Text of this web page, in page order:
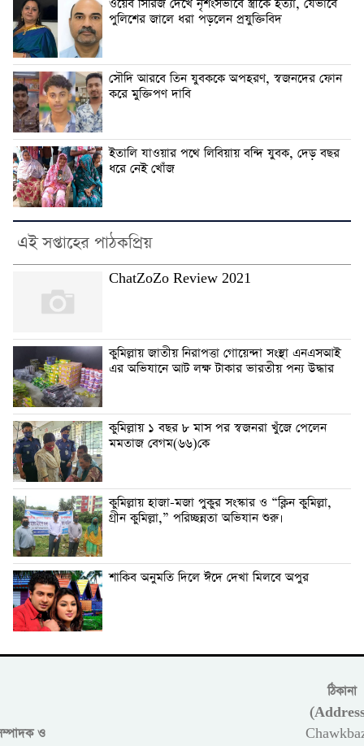
ওয়েব সিরিজ দেখে নৃশংসভাবে স্ত্রীকে হত্যা, যেভাবে
পুলিশের জালে ধরা পড়লেন প্রযুক্তিবিদ
সৌদি আরবে তিন যুবককে অপহরণ, স্বজনদের ফোন
করে মুক্তিপণ দাবি
ইতালি যাওয়ার পথে লিবিয়ায় বন্দি যুবক, দেড় বছর
ধরে নেই খোঁজ
এই সপ্তাহের পাঠকপ্রিয়
ChatZoZo Review 2021
কুমিল্লায় জাতীয় নিরাপত্তা গোয়েন্দা সংস্থা এনএসআই
এর অভিযানে আট লক্ষ টাকার ভারতীয় পন্য উদ্ধার
কুমিল্লায় ১ বছর ৮ মাস পর স্বজনরা খুঁজে পেলেন
মমতাজ বেগম(৬৬)কে
কুমিল্লায় হাজা-মজা পুকুর সংস্কার ও “ক্লিন কুমিল্লা,
গ্রীন কুমিল্লা,” পরিচ্ছন্নতা অভিযান শুরু।
শাকিব অনুমতি দিলে ঈদে দেখা মিলবে অপুর
ও
ঠিকানা